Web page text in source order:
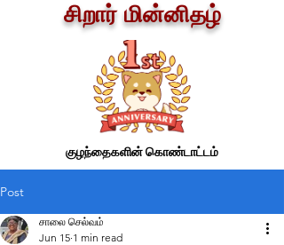
சிறார் மின்னிதழ்
குழந்தைகளின் கொண்டாட்டம்
Post
சாலை செல்வம்
Jun 15 1 min read